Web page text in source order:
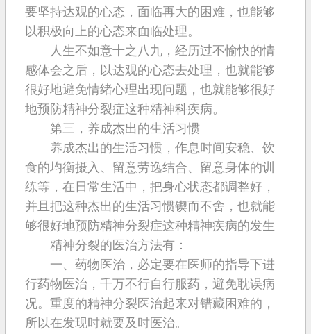
要坚持达观的心态，面临再大的困难，也能够
以积极向上的心态来面临处理。
人生不如意十之八九，经历过不愉快的情
感体会之后，以达观的心态去处理，也就能够
很好地避免情绪心理出现问题，也就能够很好
地预防精神分裂症这种精神科疾病。
第三，养成杰出的生活习惯
养成杰出的生活习惯，作息时间安稳、饮
食的均衡摄入、留意劳逸结合、留意身体的训
练等，在日常生活中，把身心状态都调整好，
并且把这种杰出的生活习惯锲而不舍，也就能
够很好地预防精神分裂症这种精神疾病的发生
精神分裂的医治方法有：
一、药物医治，必定要在医师的指导下进
行药物医治，千万不行自行服药，避免耽误病
况。重度的精神分裂医治起来对错藏困难的，
所以在发现时就要及时医治。